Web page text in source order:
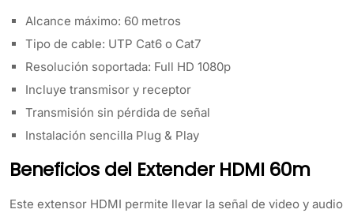
Alcance máximo: 60 metros
Tipo de cable: UTP Cat6 o Cat7
Resolución soportada: Full HD 1080p
Incluye transmisor y receptor
Transmisión sin pérdida de señal
Instalación sencilla Plug & Play
Beneficios del Extender HDMI 60m
Este extensor HDMI permite llevar la señal de video y audio